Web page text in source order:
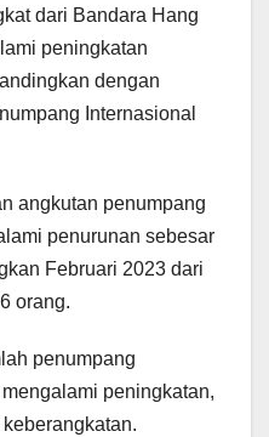
dari Bandara Hang
peningkatan
dengan
Internasional
angkutan penumpang
penurunan sebesar
Februari 2023 dari
orang.
penumpang
peningkatan,